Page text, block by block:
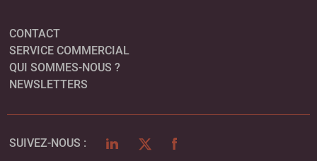
CONTACT
SERVICE COMMERCIAL
QUI SOMMES-NOUS ?
NEWSLETTERS
SUIVEZ-NOUS : LINKEDINTWITTERFACEBOOK